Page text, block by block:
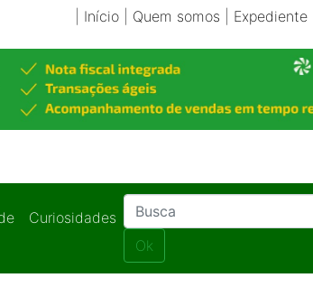
Início| Quem somos Expediente|
Curiosidades
Ok